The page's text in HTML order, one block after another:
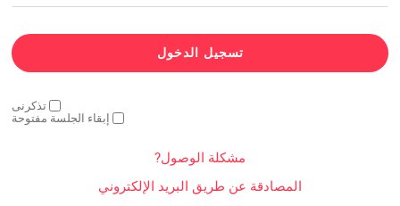
تذكرنى
إبقاء الجلسة مفتوحة
مشكلة الوصول?
المصادقة عن طريق البريد الإلكتروني